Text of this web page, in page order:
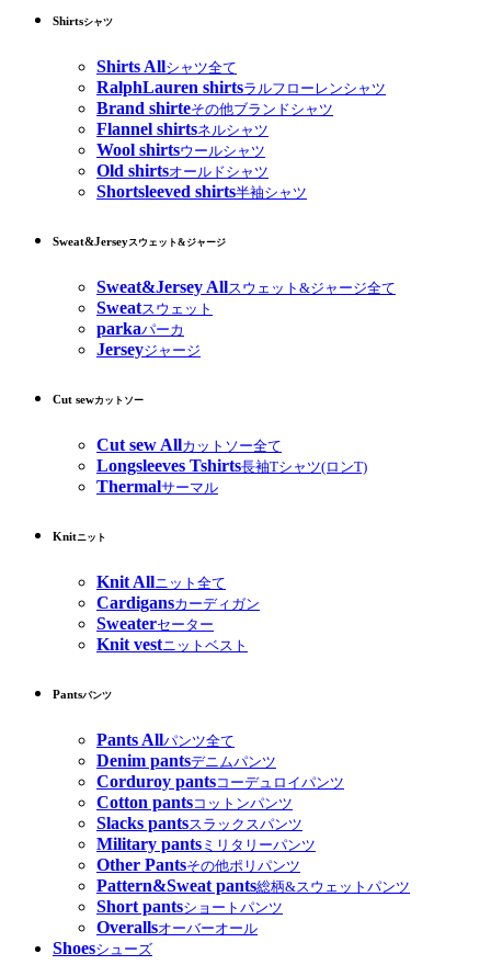
Shirtsシャツ
Shirts Allシャツ全て
RalphLauren shirtsラルフローレンシャツ
Brand shirteその他ブランドシャツ
Flannel shirtsネルシャツ
Wool shirtsウールシャツ
Old shirtsオールドシャツ
Shortsleeved shirts半袖シャツ
Sweat&Jerseyスウェット&ジャージ
Sweat&Jersey Allスウェット&ジャージ全て
Sweatスウェット
parkaパーカ
Jerseyジャージ
Cut sewカットソー
Cut sew Allカットソー全て
Longsleeves Tshirts長袖Tシャツ(ロンT)
Thermalサーマル
Knitニット
Knit Allニット全て
Cardigansカーディガン
Sweaterセーター
Knit vestニットベスト
Pantsパンツ
Pants Allパンツ全て
Denim pantsデニムパンツ
Corduroy pantsコーデュロイパンツ
Cotton pantsコットンパンツ
Slacks pantsスラックスパンツ
Military pants ミリタリーパンツ
Other Pantsその他ポリパンツ
Pattern&Sweat pants総柄&スウェットパンツ
Short pantsショートパンツ
Overallsオーバーオール
Shoesシューズ